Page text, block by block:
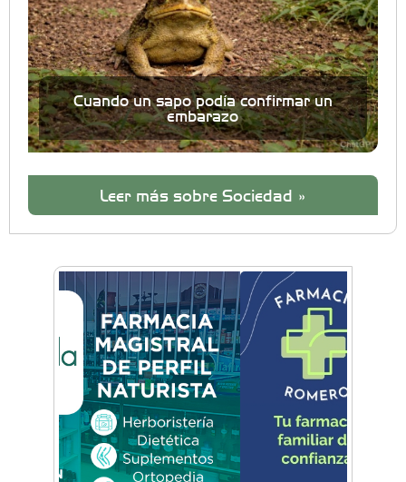
Cuando un sapo podía confirmar un
embarazo
Leer más sobre Sociedad »